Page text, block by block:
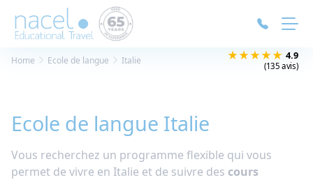
★★★★★ 4.9
(135 avis)
Home Ecole de langue Italie
Ecole de langue Italie
Vous recherchez un programme flexible qui vous
permet de vivre en Italie et de suivre des cours
Panneau de gestion des cookies